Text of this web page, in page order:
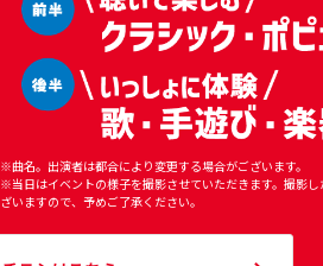
※曲名。出演者は都合により変更する場合がございます。
※当日はイベントの様子を撮影させていただきます。撮影
ざいますので、予めご了承ください。